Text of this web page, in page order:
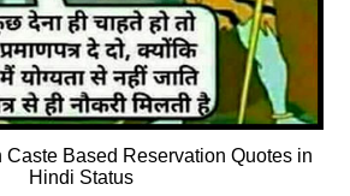
Caste Based Reservation Quotes in
Hindi Status